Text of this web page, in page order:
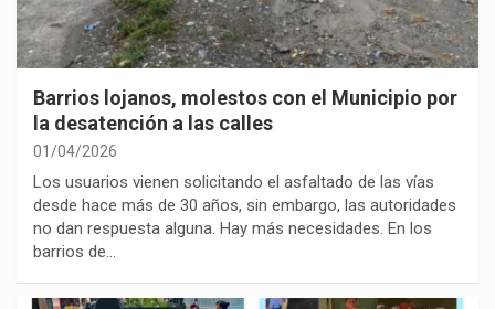
Barrios lojanos, molestos con el Municipio por
la desatención a las calles
01/04/2026
Los usuarios vienen solicitando el asfaltado de las vías
desde hace más de 30 años, sin embargo, las autoridades
no dan respuesta alguna. Hay más necesidades. En los
barrios de…